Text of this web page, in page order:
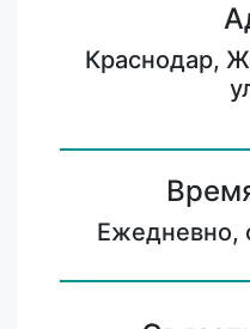
Краснодар,
Ежедневно,